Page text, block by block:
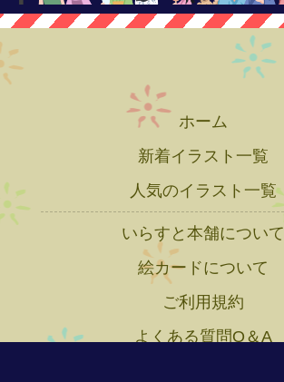
ホーム
新着イラスト一覧
人気のイラスト一覧
いらすと本舗について
絵カードについて
ご利用規約
よくある質問Q＆A